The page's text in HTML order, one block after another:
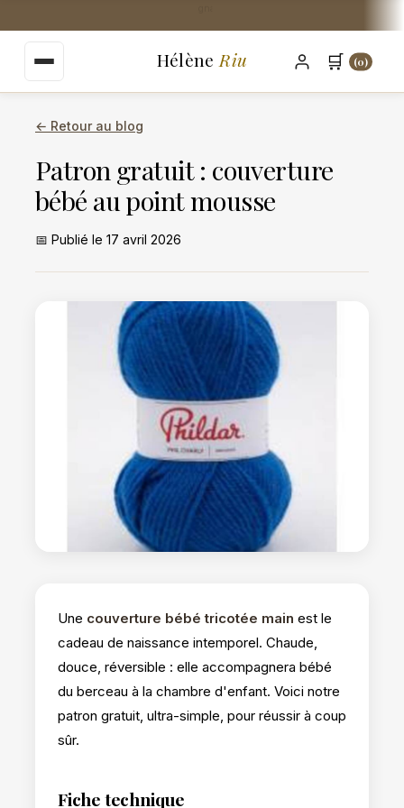
contenu
🛒 (0)
Hélène Riu
← Retour au blog
Patron gratuit : couverture
bébé au point mousse
📅 Publié le 17 avril 2026
Une couverture bébé tricotée main est le
cadeau de naissance intemporel. Chaude,
douce, réversible : elle accompagnera bébé
du berceau à la chambre d'enfant. Voici notre
patron gratuit, ultra-simple, pour réussir à coup
sûr.
Fiche technique